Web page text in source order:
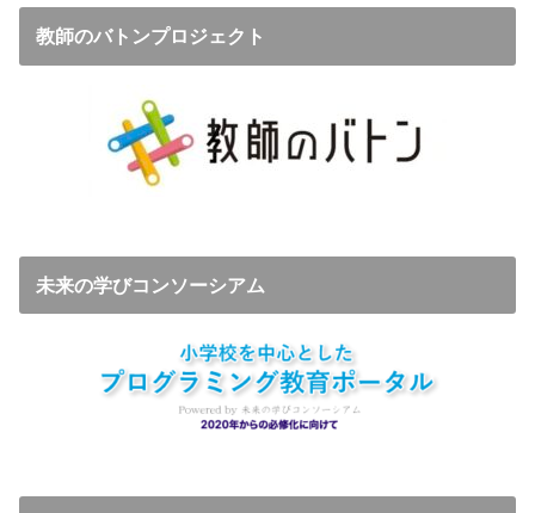
教師のバトンプロジェクト
未来の学びコンソーシアム